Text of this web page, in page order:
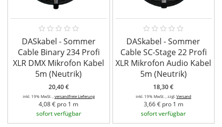
DASkabel - Sommer
Cable Binary 234 Profi
XLR DMX Mikrofon Kabel
5m (Neutrik)
20,40 €
inkl. 19% MwSt. , versandfreie Lieferung
4,08 € pro 1 m
sofort verfügbar
DASkabel - Sommer
Cable SC-Stage 22 Profi
XLR Mikrofon Audio Kabel
5m (Neutrik)
18,30 €
inkl. 19% MwSt. , zzgl. Versand
3,66 € pro 1 m
sofort verfügbar